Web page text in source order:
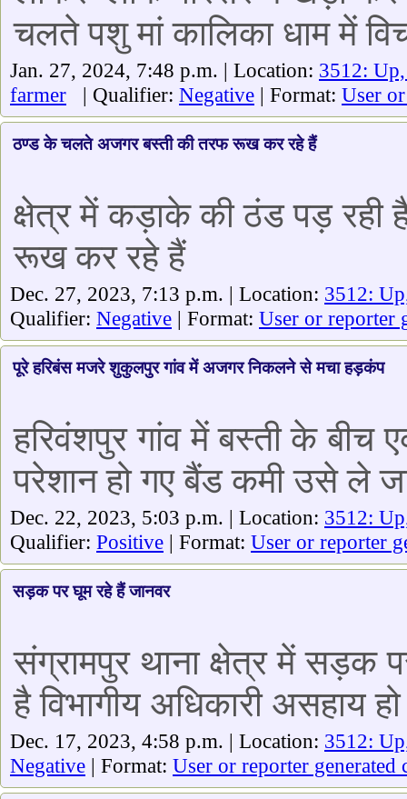
चलते पशु मां कालिका धाम में
Jan. 27, 2024, 7:48 p.m. | Location: 3512:
farmer | Qualifier: Negative | Format: User
ठण्ड के चलते अजगर बस्ती की तरफ रूख कर रहे हैं
क्षेत्र में कड़ाके की ठंड पड़
रूख कर रहे हैं
Dec. 27, 2023, 7:13 p.m. | Location: 3512:
Qualifier: Negative | Format: User or reporter
पूरे हरिबंस मजरे शुकुलपुर गांव में अजगर निकलने से मचा हड़कंप
हरिवंशपुर गांव में बस्ती के
परेशान हो गए बैंड कमी उसे ले
Dec. 22, 2023, 5:03 p.m. | Location: 3512:
Qualifier: Positive | Format: User or reporter
सड़क पर घूम रहे हैं जानवर
संग्रामपुर थाना क्षेत्र में सड़क
है विभागीय अधिकारी असहाय
Dec. 17, 2023, 4:58 p.m. | Location: 3512:
Negative | Format: User or reporter generated